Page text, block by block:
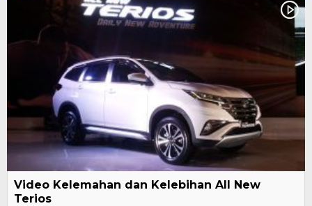
Video Kelemahan dan Kelebihan All New
Terios